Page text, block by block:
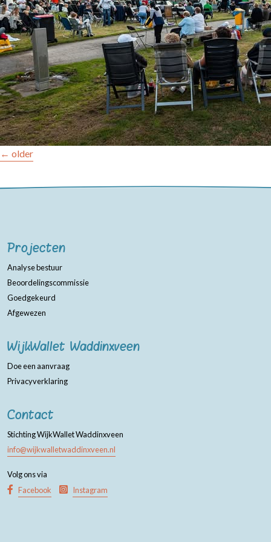
Berichten
navigatie
← older
Projecten
Analyse bestuur
Beoordelingscommissie
Goedgekeurd
Afgewezen
WijkWallet Waddinxveen
Doe een aanvraag
Privacyverklaring
Contact
Stichting WijkWallet Waddinxveen
info@wijkwalletwaddinxveen.nl
Volg ons via
Facebook
Instagram